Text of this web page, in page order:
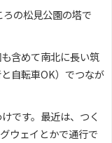
の松見公園の塔で
含めて南北に長い筑
自転車OK）でつなが
です。最近は、つく
ウェイとかで通行で